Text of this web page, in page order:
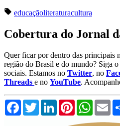
educaçãoliteraturacultura
Cobertura do Jornal
Quer ficar por dentro das principais
região do Brasil e do mundo? Siga o
sociais. Estamos no Twitter, no
Threads e no YouTube.
FacebookTwitterLinkedInPinterest